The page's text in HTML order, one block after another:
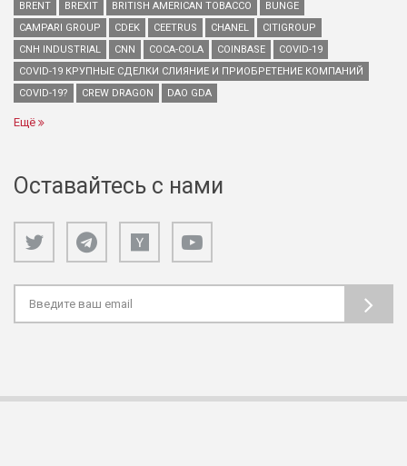
BRENT
BREXIT BRITISH AMERICAN TOBACCO
BUNGE
CAMPARI GROUP
CDEK CEETRUS CHANEL
CITIGROUP
CNH INDUSTRIAL
CNN COCA-COLA COINBASE
COVID-19
COVID-19 КРУПНЫЕ СДЕЛКИ СЛИЯНИЕ И ПРИОБРЕТЕНИЕ КОМПАНИЙ
COVID-19?
CREW DRAGON DAO GDA
Ещё
Оставайтесь с нами